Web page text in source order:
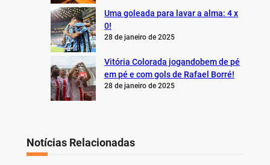
Uma goleada para lavar a alma: 4 x
0!
28 de janeiro de 2025
Vitória Colorada jogandobem de pé
em pé e com gols de Rafael Borré!
28 de janeiro de 2025
Notícias Relacionadas